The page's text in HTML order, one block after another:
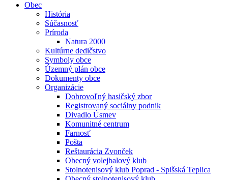
Obec
História
Súčasnosť
Príroda
Natura 2000
Kultúrne dedičstvo
Symboly obce
Územný plán obce
Dokumenty obce
Organizácie
Dobrovoľný hasičský zbor
Registrovaný sociálny podnik
Divadlo Úsmev
Komunitné centrum
Farnosť
Pošta
Reštaurácia Zvonček
Obecný volejbalový klub
Stolnotenisový klub Poprad - Spišská Teplica